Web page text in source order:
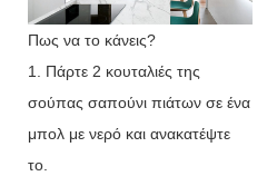
Πως να το κάνεις?
1. Πάρτε 2 κουταλιές της
σούπας σαπούνι πιάτων σε ένα
μπολ με νερό και ανακατέψτε
το.